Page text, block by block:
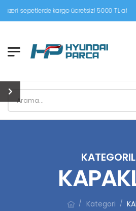
sepetlerde kargo ücretsiz! 5000 TL altı
/ Kategori /